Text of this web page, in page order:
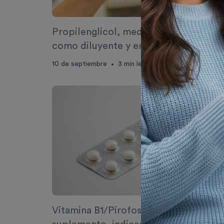
Propilenglicol, medicamento utilizado
como diluyente y emulsionante
10 de septiembre • 3 min lectura
Vitamina B1/Pirofosfato férrico,